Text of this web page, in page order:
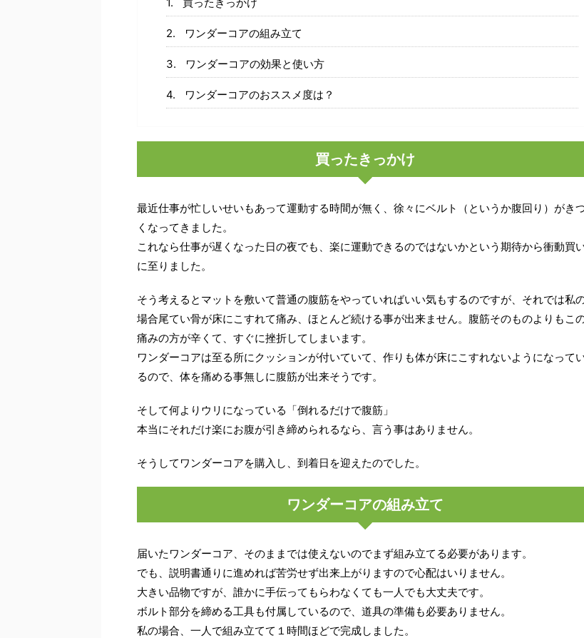
ワンダーコアの組み立て
ワンダーコアの効果と使い方
ワンダーコアのおススメ度は？
買ったきっかけ
最近仕事が忙しいせいもあって運動する時間が無く、徐々にベルト（というか腹回り）がき
くなってきました。
これなら仕事が遅くなった日の夜でも、楽に運動できるのではないかという期待から衝動買
に至りました。
そう考えるとマットを敷いて普通の腹筋をやっていればいい気もするのですが、それでは私
場合尾てい骨が床にこすれて痛み、ほとんど続ける事が出来ません。腹筋そのものよりもこ
痛みの方が辛くて、すぐに挫折してしまいます。
ワンダーコアは至る所にクッションが付いていて、作りも体が床にこすれないようになって
るので、体を痛める事無しに腹筋が出来そうです。
そして何よりウリになっている「倒れるだけで腹筋」
本当にそれだけ楽にお腹が引き締められるなら、言う事はありません。
そうしてワンダーコアを購入し、到着日を迎えたのでした。
ワンダーコアの組み立て
届いたワンダーコア、そのままでは使えないのでまず組み立てる必要があります。
でも、説明書通りに進めれば苦労せず出来上がりますので心配はいりません。
大きい品物ですが、誰かに手伝ってもらわなくても一人でも大丈夫です。
ボルト部分を締める工具も付属しているので、道具の準備も必要ありません。
私の場合、一人で組み立てて１時間ほどで完成しました。